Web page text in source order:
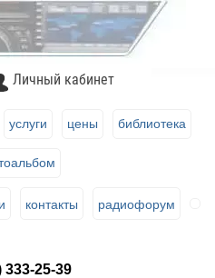
Личный кабинет
услуги цены библиотека
контакты радиофорум
333-25-39